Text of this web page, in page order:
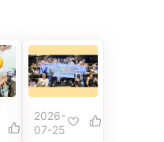
2026-
07-25